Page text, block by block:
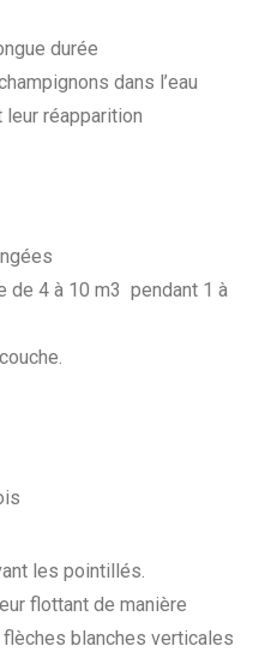
durée
dans l’eau
réapparition
de 4 à 10 m3 pendant 1 à
les pointillés.
flottant de manière
blanches verticales